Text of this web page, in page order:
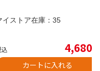
イストア在庫： 35
4,680
カートに入れる